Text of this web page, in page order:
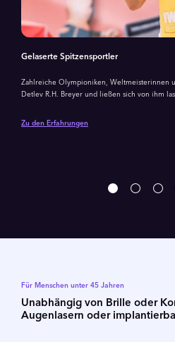
Gelaserte Spitzensportler
Zahlreiche Olympioniken, Weltmeisterinnen
Detlev R.H. Breyer und ließen sich von ihm
Zu den Erfahrungen
Für Menschen unter 45 Jahren
Unabhängig von Brille oder
Augenlasern oder